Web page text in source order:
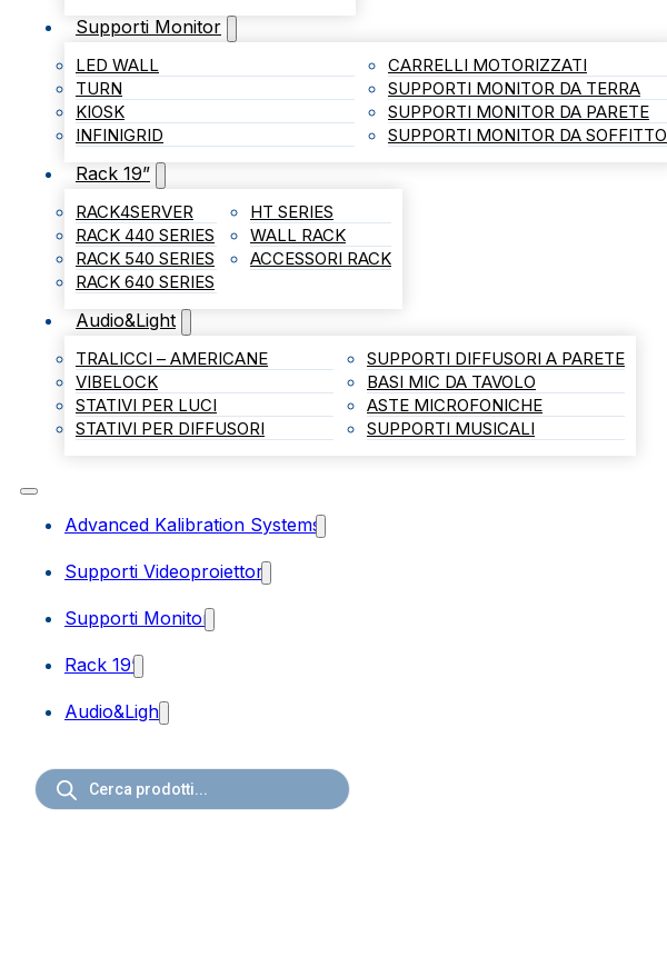
Supporti Monitor
LED WALL
TURN
KIOSK
INFINIGRID
CARRELLI MOTORIZZATI
SUPPORTI MONITOR DA TERRA
SUPPORTI MONITOR DA PARETE
SUPPORTI MONITOR DA SOFFITTO
Rack 19”
RACK4SERVER
RACK 440 SERIES
RACK 540 SERIES
RACK 640 SERIES
HT SERIES
WALL RACK
ACCESSORI RACK
Audio&Light
TRALICCI – AMERICANE
VIBELOCK
STATIVI PER LUCI
STATIVI PER DIFFUSORI
SUPPORTI DIFFUSORI A PARETE
BASI MIC DA TAVOLO
ASTE MICROFONICHE
SUPPORTI MUSICALI
Advanced Kalibration Systems
Supporti Videoproiettori
Supporti Monitor
Rack 19”
Audio&Light
Ricerca
prodotti